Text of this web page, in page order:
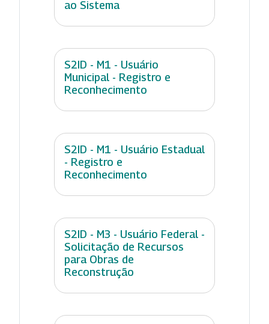
ao Sistema
S2ID - M1 - Usuário
Municipal - Registro e
Reconhecimento
S2ID - M1 - Usuário Estadual
- Registro e
Reconhecimento
S2ID - M3 - Usuário Federal -
Solicitação de Recursos
para Obras de
Reconstrução